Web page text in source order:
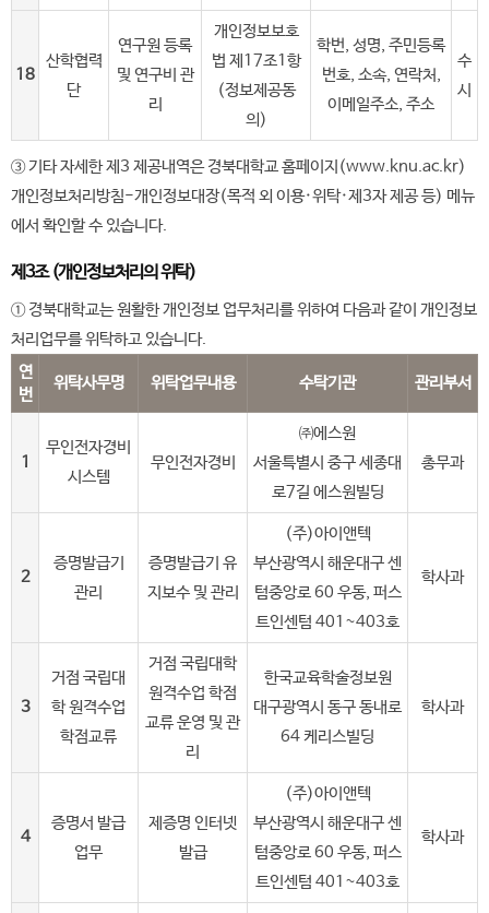
18
산학협력
단
연구원 등록
및 연구비 관
리
개인정보보호
법 제17조1항
(정보제공동
의)
학번, 성명, 주민등록
번호, 소속, 연락처,
이메일주소, 주소
수
시
③ 기타 자세한 제3 제공내역은 경북대학교 홈페이지(www.knu.ac.kr)
개인정보처리방침-개인정보대장(목적 외 이용·위탁·제3자 제공 등) 메뉴
에서 확인할 수 있습니다.
제3조 (개인정보처리의 위탁)
① 경북대학교는 원활한 개인정보 업무처리를 위하여 다음과 같이 개인정보
처리업무를 위탁하고 있습니다.
연
번
위탁사무명 위탁업무내용 수탁기관 관리부서
1
무인전자경비
시스템
무인전자경비
㈜에스원
서울특별시 중구 세종대
로7길 에스원빌딩
총무과
2
증명발급기
관리
증명발급기 유
지보수 및 관리
(주)아이앤텍
부산광역시 해운대구 센
텀중앙로 60 우동, 퍼스
트인센텀 401~403호
학사과
3
거점 국립대
학 원격수업
학점교류
거점 국립대학
원격수업 학점
교류 운영 및 관
리
한국교육학술정보원
대구광역시 동구 동내로
64 케리스빌딩
학사과
4
증명서 발급
업무
제증명 인터넷
발급
(주)아이앤텍
부산광역시 해운대구 센
텀중앙로 60 우동, 퍼스
트인센텀 401~403호
학사과